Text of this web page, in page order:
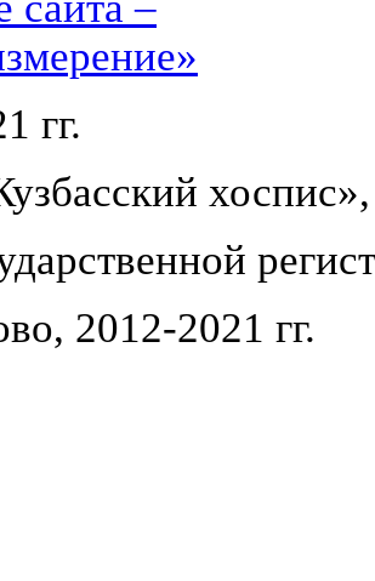
гг.
хоспис»,
2012-2021 гг.